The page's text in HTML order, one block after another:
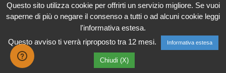
01112470578 SDI: SUBM70N - REA RI-69195
Tel. (+39) 06.5656.8718 -eMail Assistenza clienti
l'Informativa sulla Privacy
Questo sito utilizza cookie per offrirti un servizio migliore. Se vuoi
saperne di più o negare il consenso a tutti o ad alcuni cookie leggi
l'informativa estesa.
Questo avviso ti verrà riproposto tra 12 mesi.
Informativa estesa
Chiudi (X)